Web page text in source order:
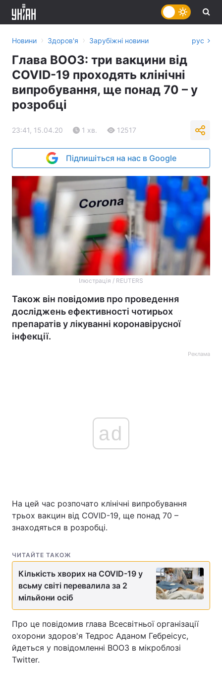
Україна Політика
Економіка
Спорт
Техно і зв'язок Лайт
Зброя
Туризм
Цікавинки Погода
Екологія
Новини › Здоров'я › Зарубіжні новини рус
Глава ВООЗ: три вакцини від
COVID-19 проходять клінічні
випробування, ще понад 70 – у
розробці
23:41, 15.04.20 1 хв. 12517
Підпишіться на нас в Google
Ілюстрація / REUTERS
Також він повідомив про проведення
досліджень ефективності чотирьох
препаратів у лікуванні коронавірусної
інфекції.
Реклама
ad
На цей час розпочато клінічні випробування
трьох вакцин від COVID-19, ще понад 70 –
знаходяться в розробці.
ЧИТАЙТЕ ТАКОЖ
Кількість хворих на COVID-19 у
всьму світі перевалила за 2
мільйони осіб
Про це повідомив глава Всесвітньої організації
охорони здоров'я Тедрос Аданом Гебреісус,
йдеться у повідомленні ВООЗ в мікроблозі
Twitter.